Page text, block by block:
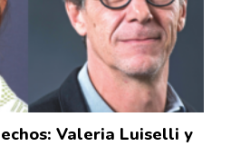
Valeria Luiselli y